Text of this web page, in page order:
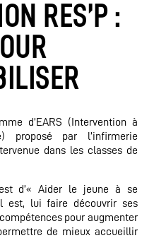
RES’P :
d’EARS (Intervention à
proposé par l’infirmerie
dans les classes de
d’« Aider le jeune à se
est, lui faire découvrir ses
pour augmenter
de mieux accueillir